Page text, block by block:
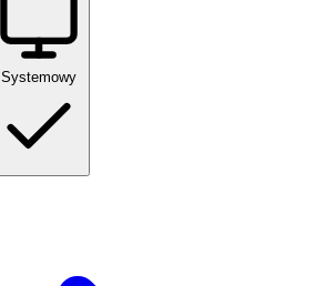
Systemowy